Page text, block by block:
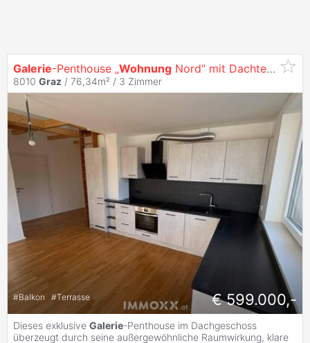
Galerie-Penthouse „Wohnung Nord“ mit Dachterrasse in
8010 Graz / 76,34m² / 3 Zimmer
#Balkon #Terrasse € 599.000,-
Dieses exklusive Galerie-Penthouse im Dachgeschoss
überzeugt durch seine außergewöhnliche Raumwirkung, klare